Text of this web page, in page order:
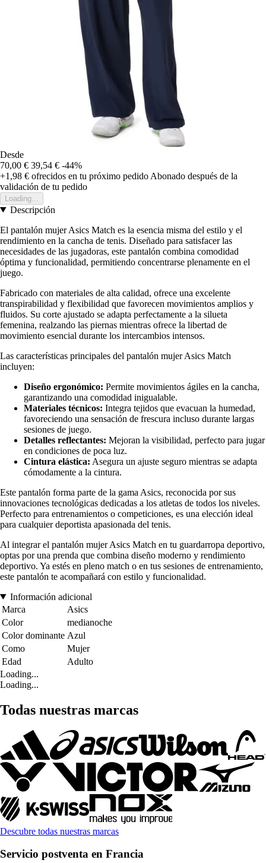
Desde
70,00 € 39,54 € -44%
+1,98 € ofrecidos en tu próximo pedido Abonado después de la
validación de tu pedido
Loading...
Descripción
El pantalón mujer Asics Match es la esencia misma del estilo y el
rendimiento en la cancha de tenis. Diseñado para satisfacer las
necesidades de las jugadoras, este pantalón combina comodidad
óptima y funcionalidad, permitiendo concentrarse plenamente en el
juego.
Fabricado con materiales de alta calidad, ofrece una excelente
transpirabilidad y flexibilidad que favorecen movimientos amplios y
fluidos. Su corte ajustado se adapta perfectamente a la silueta
femenina, realzando las piernas mientras ofrece la libertad de
movimiento esencial durante los intercambios intensos.
Las características principales del pantalón mujer Asics Match
incluyen:
Diseño ergonómico: Permite movimientos ágiles en la cancha,
garantizando una comodidad inigualable.
Materiales técnicos: Integra tejidos que evacuan la humedad,
favoreciendo una sensación de frescura incluso durante largas
sesiones de juego.
Detalles reflectantes: Mejoran la visibilidad, perfecto para jugar
en condiciones de poca luz.
Cintura elástica: Asegura un ajuste seguro mientras se adapta
cómodamente a la cintura.
Este pantalón forma parte de la gama Asics, reconocida por sus
innovaciones tecnológicas dedicadas a los atletas de todos los niveles.
Perfecto para entrenamientos o competiciones, es una elección ideal
para cualquier deportista apasionada del tenis.
Al integrar el pantalón mujer Asics Match en tu guardarropa deportivo,
optas por una prenda que combina diseño moderno y rendimiento
deportivo. Ya estés en pleno match o en tus sesiones de entrenamiento,
este pantalón te acompañará con estilo y funcionalidad.
Información adicional
Marca
Asics
Color
medianoche
Color dominante Azul
Como
Mujer
Edad
Adulto
Loading...
Loading...
Todas nuestras marcas
Descubre todas nuestras marcas
Servicio postventa en Francia